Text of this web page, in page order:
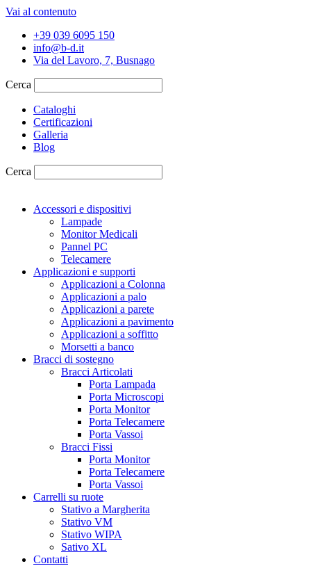
Vai al contenuto
+39 039 6095 150
info@b-d.it
Via del Lavoro, 7, Busnago
Cerca
Cataloghi
Certificazioni
Galleria
Blog
Cerca
Accessori e dispositivi
Lampade
Monitor Medicali
Pannel PC
Telecamere
Applicazioni e supporti
Applicazioni a Colonna
Applicazioni a palo
Applicazioni a parete
Applicazioni a pavimento
Applicazioni a soffitto
Morsetti a banco
Bracci di sostegno
Bracci Articolati
Porta Lampada
Porta Microscopi
Porta Monitor
Porta Telecamere
Porta Vassoi
Bracci Fissi
Porta Monitor
Porta Telecamere
Porta Vassoi
Carrelli su ruote
Stativo a Margherita
Stativo VM
Stativo WIPA
Sativo XL
Contatti